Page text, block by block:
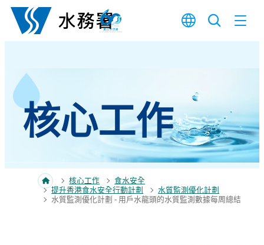
跳至內容
核心工作
核心工作
食水安全
提升香港食水安全行動計劃
水質監測優化計劃
水質監測優化計劃 - 用戶水龍頭的水質監測數據每周總結